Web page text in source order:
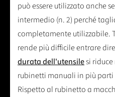
può essere utilizzato anche
intermedio (n. 2) perché
completamente utilizzabile.
rende più difficile entrare
durata dell'utensilesi
rubinetti manuali in più parti
Rispetto al rubinetto a